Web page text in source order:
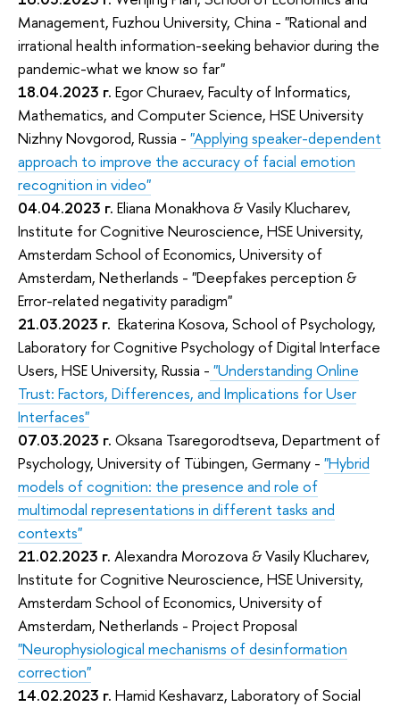
Management, Fuzhou University, China - "Rational and
irrational health information-seeking behavior during the
pandemic-what we know so far"
18.04.2023 г. Egor Churaev, Faculty of Informatics,
Mathematics, and Computer Science, HSE University
Nizhny Novgorod, Russia - "Applying speaker-dependent
approach to improve the accuracy of facial emotion
recognition in video"
04.04.2023 г. Eliana Monakhova & Vasily Klucharev,
Institute for Cognitive Neuroscience, HSE University,
Amsterdam School of Economics, University of
Amsterdam, Netherlands - "Deepfakes perception &
Error-related negativity paradigm"
21.03.2023 г. Ekaterina Kosova, School of Psychology,
Laboratory for Cognitive Psychology of Digital Interface
Users, HSE University, Russia - "Understanding Online
Trust: Factors, Differences, and Implications for User
Interfaces"
07.03.2023 г. Oksana Tsaregorodtseva, Department of
Psychology, University of Tübingen, Germany - "Hybrid
models of cognition: the presence and role of
multimodal representations in different tasks and
contexts"
21.02.2023 г. Alexandra Morozova & Vasily Klucharev,
Institute for Cognitive Neuroscience, HSE University,
Amsterdam School of Economics, University of
Amsterdam, Netherlands - Project Proposal
"Neurophysiological mechanisms of desinformation
correction"
14.02.2023 г. Hamid Keshavarz, Laboratory of Social